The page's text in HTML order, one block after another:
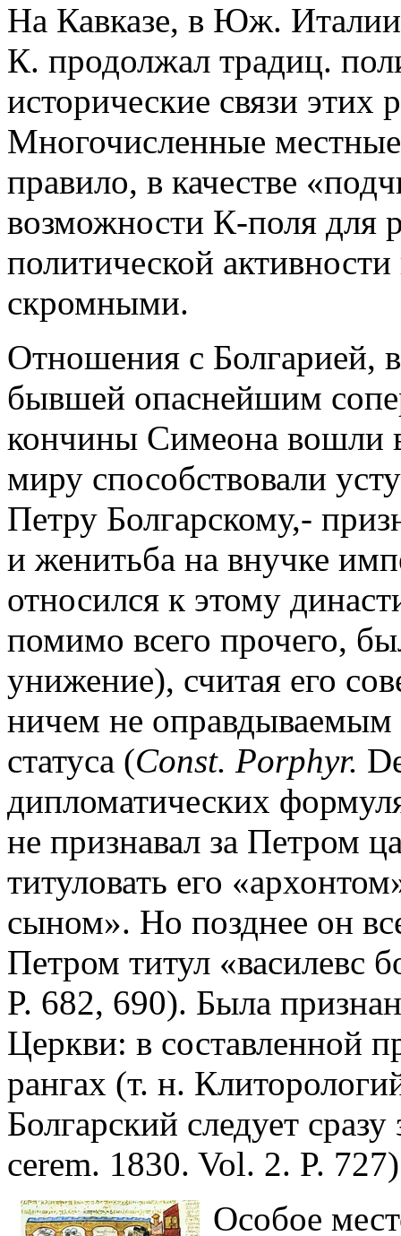
На Кавказе, в Юж. Италии
К. продолжал традиц.
исторические связи этих
Многочисленные
правило, в качестве
возможности К-поля для
политической
скромными.
Отношения с Болгарией,
бывшей опаснейшим
кончины Симеона вошли
миру способствовали
Петру Болгарскому,-
и женитьба на внучке
относился к этому
помимо всего прочего,
унижение), считая его
ничем не
статуса (Const. Porphyr.
дипломатических
не признавал за Петром
титуловать его
сыном». Но позднее он
Петром титул «василевс
P. 682, 690). Была
Церкви: в составленной
рангах (т. н.
Болгарский следует
cerem. 1830. Vol. 2. P.
Особое